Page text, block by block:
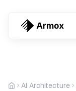
AI Architecture